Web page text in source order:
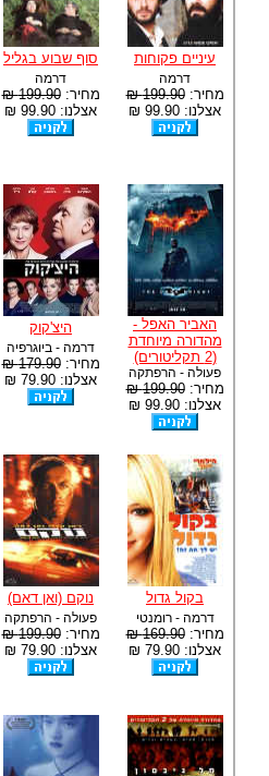
עיניים פקוחות
דרמה
מחיר:199.90 ₪
אצלנו: 99.90 ₪
סוף שבוע בגליל
דרמה
מחיר:199.90 ₪
אצלנו: 99.90 ₪
האביר האפל -
מהדורה מיוחדת
(2 תקליטורים)
פעולה - הרפתקה
מחיר:199.90 ₪
אצלנו: 99.90 ₪
היצ'קוק
דרמה - ביוגרפיה
מחיר:179.90 ₪
אצלנו: 79.90 ₪
בקול גדול
דרמה - רומנטי
מחיר:169.90 ₪
אצלנו: 79.90 ₪
נוקם (ואן דאם)
פעולה - הרפתקה
מחיר:199.90 ₪
אצלנו: 79.90 ₪